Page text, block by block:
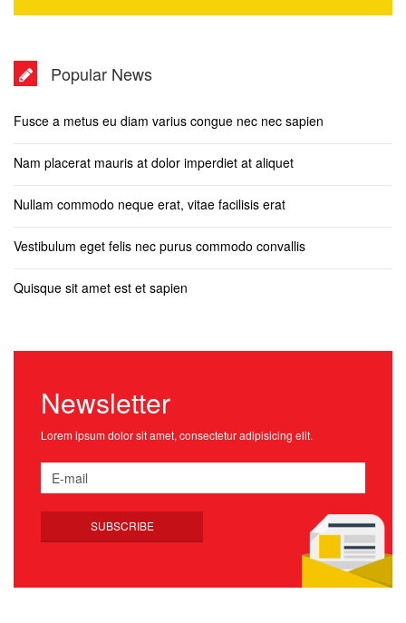
Popular News
Fusce a metus eu diam varius congue nec nec sapien
Nam placerat mauris at dolor imperdiet at aliquet
Nullam commodo neque erat, vitae facilisis erat
Vestibulum eget felis nec purus commodo convallis
Quisque sit amet est et sapien
Newsletter
Lorem ipsum dolor sit amet, consectetur adipisicing elit.